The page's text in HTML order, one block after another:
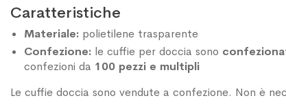
Caratteristiche
Materiale: polietilene trasparente
Confezione: le cuffie per doccia sono
confezioni da 100 pezzi e multipli
Le cuffie doccia sono vendute a confezione. Non è